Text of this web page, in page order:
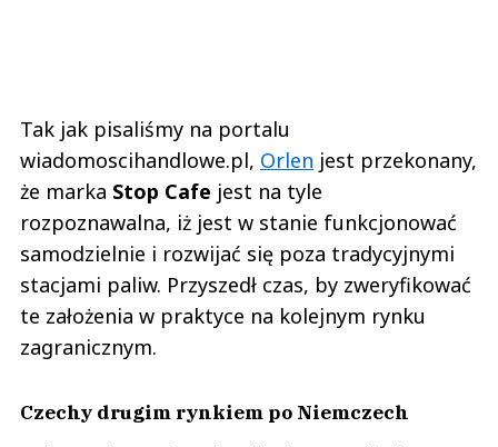
Tak jak pisaliśmy na portalu
wiadomoscihandlowe.pl, Orlen jest przekonany,
że marka Stop Cafe jest na tyle
rozpoznawalna, iż jest w stanie funkcjonować
samodzielnie i rozwijać się poza tradycyjnymi
stacjami paliw. Przyszedł czas, by zweryfikować
te założenia w praktyce na kolejnym rynku
zagranicznym.
Czechy drugim rynkiem po Niemczech